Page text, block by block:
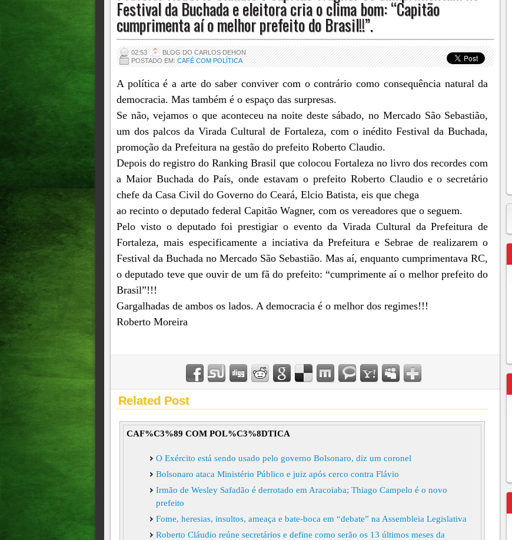
Festival da Buchada e eleitora cria o clima bom: “Capitão
cumprimenta aí o melhor prefeito do Brasil!!”.
02:53
BLOG DO CARLOS DEHON
POSTADO EM:CAFÉ COM POLÍTICA
A política é a arte do saber conviver com o contrário como consequência natural da
democracia. Mas também é o espaço das surpresas.
Se não, vejamos o que aconteceu na noite deste sábado, no Mercado São Sebastião,
um dos palcos da Virada Cultural de Fortaleza, com o inédito Festival da Buchada,
promoção da Prefeitura na gestão do prefeito Roberto Claudio.
Depois do registro do Ranking Brasil que colocou Fortaleza no livro dos recordes com
a Maior Buchada do País, onde estavam o prefeito Roberto Claudio e o secretário
chefe da Casa Civil do Governo do Ceará, Elcio Batista, eis que chega
ao recinto o deputado federal Capitão Wagner, com os vereadores que o seguem.
Pelo visto o deputado foi prestigiar o evento da Virada Cultural da Prefeitura de
Fortaleza, mais especificamente a inciativa da Prefeitura e Sebrae de realizarem o
Festival da Buchada no Mercado São Sebastião. Mas aí, enquanto cumprimentava RC,
o deputado teve que ouvir de um fã do prefeito: “cumprimente aí o melhor prefeito do
Brasil”!!!
Gargalhadas de ambos os lados. A democracia é o melhor dos regimes!!!
Roberto Moreira
Related Post
CAF%C3%89 COM POL%C3%8DTICA
O Exército está sendo usado pelo governo Bolsonaro, diz um coronel
Bolsonaro ataca Ministério Público e juiz após cerco contra Flávio
Irmão de Wesley Safadão é derrotado em Aracoiaba; Thiago Campelo é o novo
prefeito
Fome, heresias, insultos, ameaça e bate-boca em “debate” na Assembleia Legislativa
Roberto Cláudio reúne secretários e define como serão os 13 últimos meses da